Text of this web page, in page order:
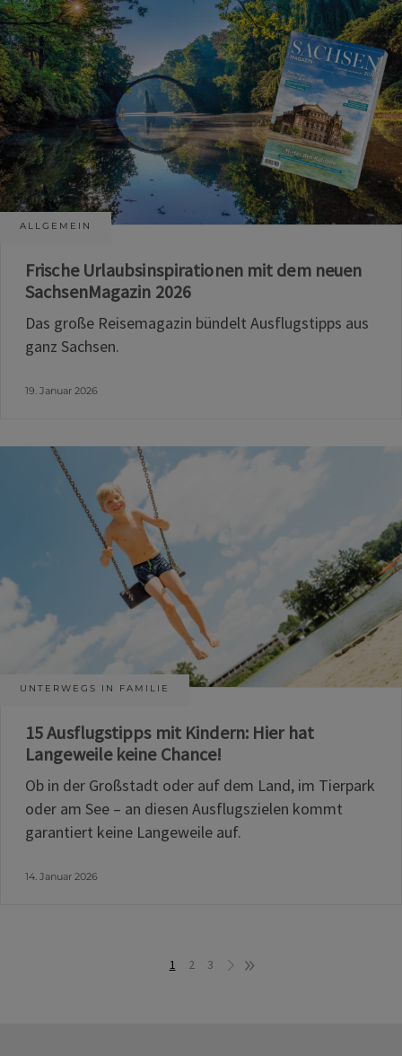
ALLGEMEIN
Frische Urlaubsinspirationen mit dem neuen
SachsenMagazin 2026
Das große Reisemagazin bündelt Ausflugstipps aus
ganz Sachsen.
19. Januar 2026
UNTERWEGS IN FAMILIE
15 Ausflugstipps mit Kindern: Hier hat
Langeweile keine Chance!
Ob in der Großstadt oder auf dem Land, im Tierpark
oder am See – an diesen Ausflugszielen kommt
garantiert keine Langeweile auf.
14. Januar 2026
1 2 3